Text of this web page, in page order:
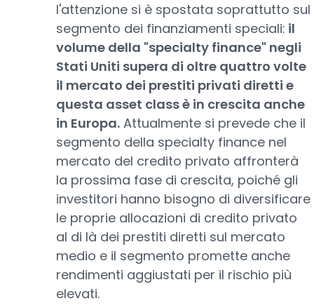
l'attenzione si è spostata soprattutto sul
segmento dei finanziamenti speciali: il
volume della "specialty finance" negli
Stati Uniti supera di oltre quattro volte
il mercato dei prestiti privati diretti e
questa asset class è in crescita anche
in Europa. Attualmente si prevede che il
segmento della specialty finance nel
mercato del credito privato affronterà
la prossima fase di crescita, poiché gli
investitori hanno bisogno di diversificare
le proprie allocazioni di credito privato
al di là dei prestiti diretti sul mercato
medio e il segmento promette anche
rendimenti aggiustati per il rischio più
elevati.